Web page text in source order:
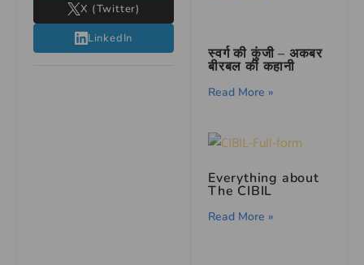
X (Twitter)
LinkedIn
स्वर्ग की कुंजी – अकबर
बीरबल की कहानी
Read More »
Everything about
The CIBIL
Read More »